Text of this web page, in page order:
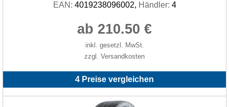
EAN: 4019238096002, Händler: 4
ab 210.50 €
inkl. gesetzl. MwSt.
zzgl. Versandkosten
4 Preise vergleichen